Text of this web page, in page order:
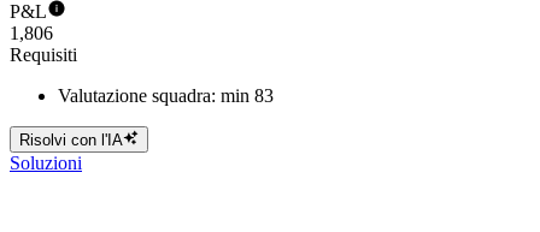
P&L
1,806
Requisiti
Valutazione squadra: min 83
Risolvi con l'IA
Soluzioni